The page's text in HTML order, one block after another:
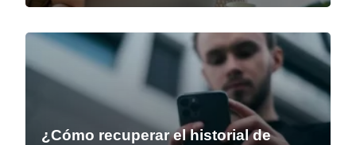
¿Cómo recuperar el historial de